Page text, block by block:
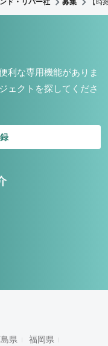
ド・リバー社 募集 【
利な専用機能がありま
ェクトを探してくださ
県 福岡県